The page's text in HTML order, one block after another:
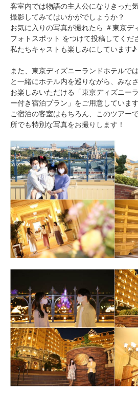
客室内では物語の主人公になりきった
撮影してみてはいかがでしょうか？
お気に入りの写真が撮れたら ＃東京デ
フォトスポット をつけて投稿してくだ
私たちキャストも楽しみにしています♪
また、東京ディズニーランドホテルで
と一緒にホテル内を巡りながら、みな
お楽しみいただける「東京ディズニ
ー付き宿泊プラン」をご用意しています
ご宿泊の客室はもちろん、このツアー
所でも特別な写真をお撮りします！